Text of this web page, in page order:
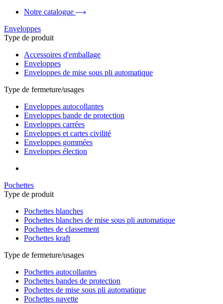
Notre catalogue
Enveloppes
Type de produit
Accessoires d'emballage
Enveloppes
Enveloppes de mise sous pli automatique
Type de fermeture/usages
Enveloppes autocollantes
Enveloppes bande de protection
Enveloppes carrées
Enveloppes et cartes civilité
Enveloppes gommées
Enveloppes élection
Pochettes
Type de produit
Pochettes blanches
Pochettes blanches de mise sous pli automatique
Pochettes de classement
Pochettes kraft
Type de fermeture/usages
Pochettes autocollantes
Pochettes bandes de protection
Pochettes de mise sous pli automatique
Pochettes navette